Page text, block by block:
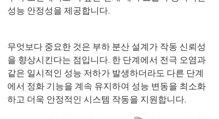
성능 안정성을 제공합니다.
무엇보다 중요한 것은 부하 분산 설계가 작동 신뢰성
을 향상시킨다는 점입니다. 한 단계에서 전극 오염과
같은 일시적인 성능 저하가 발생하더라도 다른 단계
에서 정화 기능을 계속 유지하여 성능 변동을 최소화
하고 더욱 안정적인 시스템 작동을 지원합니다.